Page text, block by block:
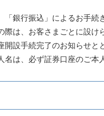
「銀行振込」によるお手続
際は、お客さまごとに設け
開設手続完了のお知らせと
名は、必ず証券口座のご本